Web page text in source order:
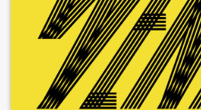
GALERIE
FOTOGALERIE
PHOTOMAT